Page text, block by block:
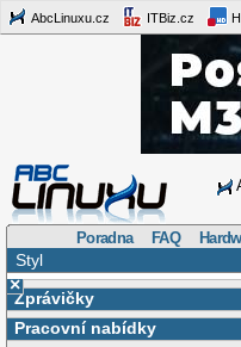
AbcLinuxu.cz ITBiz.cz
Poradna FAQ
Styl
×
Zprávičky
Pracovní nabídky